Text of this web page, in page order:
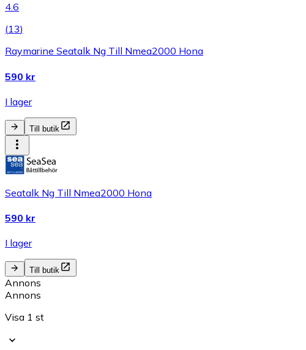
4.6
(13)
Raymarine Seatalk Ng Till Nmea2000 Hona
590 kr
I lager
Till butik
Seatalk Ng Till Nmea2000 Hona
590 kr
I lager
Till butik
Annons
Annons
Visa 1 st